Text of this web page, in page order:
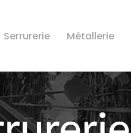
Serrurerie Métallerie